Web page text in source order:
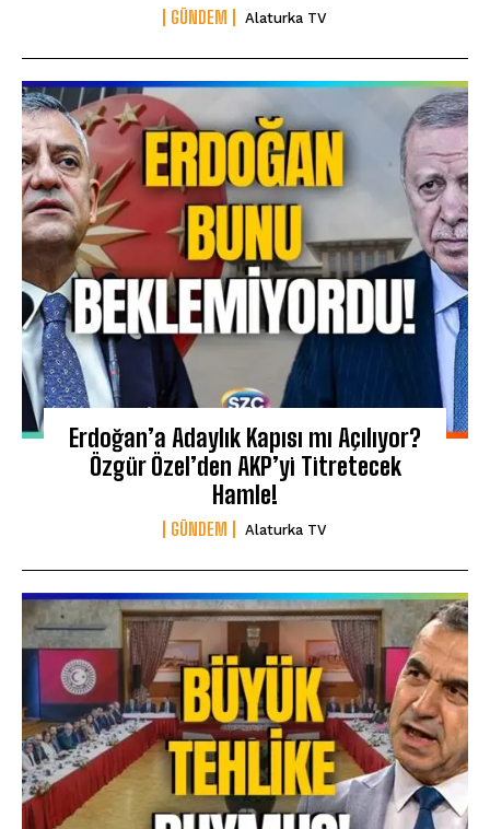
GÜNDEM Alaturka TV
Erdoğan’a Adaylık Kapısı mı Açılıyor?
Özgür Özel’den AKP’yi Titretecek
Hamle!
GÜNDEM Alaturka TV